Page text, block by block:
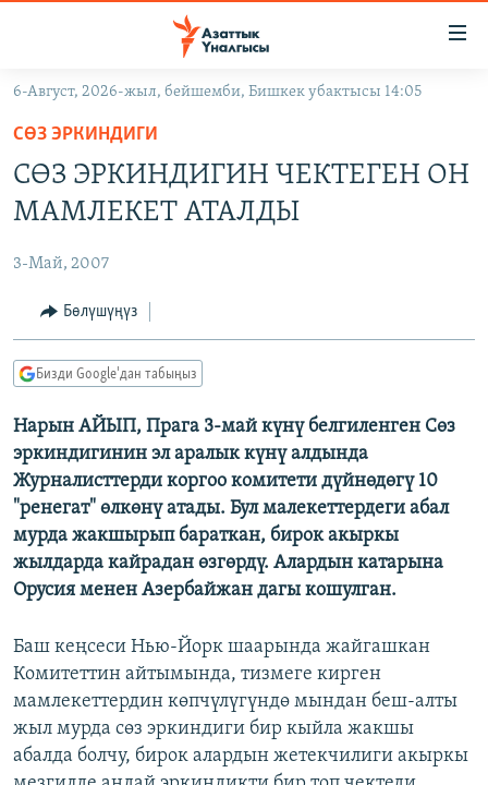
Навигацияга
өтүңүз
Издөөгө
салыңыз
ЭКОНОМИКА
МАДАНИЯТ
БОРБОР АЗИЯ
АТАЙЫН ИЛИКТӨӨ
ТВ ПРОГРАММАЛАР
ЭКСПЕРТТЕР ТАЛДАЙТ
БИЗ ЖАНА ДҮЙНӨ
ЭЖЕ-СИҢДИЛЕР
АЗАТТЫК+
ЫҢГАЙСЫЗ СУРООЛОР
ӨЗГӨЧӨ ПИКИР
Русский
ОНЛАЙН ШЕРИНЕ
ЭЕ/АРнун бардык сайттары
6-Август, 2026-жыл, бейшемби, Бишкек убактысы 14:05
СӨЗ ЭРКИНДИГИ
СӨЗ ЭРКИНДИГИН ЧЕКТЕГЕН ОН
МАМЛЕКЕТ АТАЛДЫ
3-Май, 2007
Бөлүшүңүз
Бизди Google'дан табыңыз
Нарын АЙЫП, Прага 3-май күнү белгиленген Сөз
эркиндигинин эл аралык күнү алдында
Журналисттерди коргоо комитети дүйнөдөгү 10
"ренегат" өлкөнү атады. Бул малекеттердеги абал
мурда жакшырып бараткан, бирок акыркы
жылдарда кайрадан өзгөрдү. Алардын катарына
Орусия менен Азербайжан дагы кошулган.
Баш кеңсеси Нью-Йорк шаарында жайгашкан
Комитеттин айтымында, тизмеге кирген
мамлекеттердин көпчүлүгүндө мындан беш-алты
жыл мурда сөз эркиндиги бир кыйла жакшы
абалда болчу, бирок алардын жетекчилиги акыркы